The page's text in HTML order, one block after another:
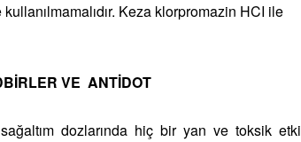
Keza klorpromazin HCI ile
VE ANTİDOT
dozlarında hiç bir yan ve toksik etki